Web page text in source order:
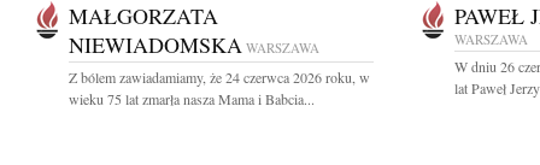
MAŁGORZATA
NIEWIADOMSKA WARSZAWA
Z bólem zawiadamiamy, że 24 czerwca 2026 roku, w
wieku 75 lat zmarła nasza Mama i Babcia...
PAWEŁ
WARSZAWA
W dniu 26
lat Paweł